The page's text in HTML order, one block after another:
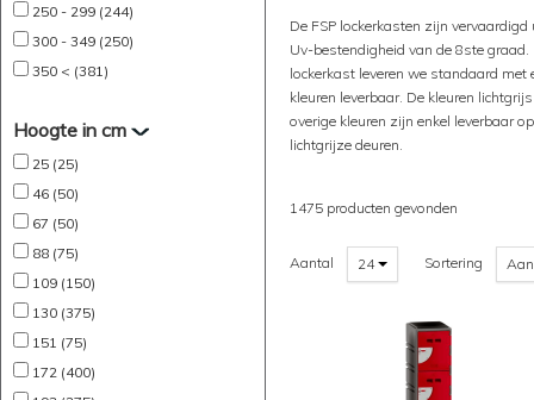
250 - 299 (244)
300 - 349 (250)
350 < (381)
Hoogte in cm
25 (25)
46 (50)
67 (50)
88 (75)
109 (150)
130 (375)
151 (75)
172 (400)
De FSP lockerkasten zijn
Uv-bestendigheid van de 8ste
lockerkast leveren we standaard
kleuren leverbaar. De kleuren
overige kleuren zijn enkel leverbaar
lichtgrijze deuren.
1475 producten gevonden
Aantal 24 Sortering